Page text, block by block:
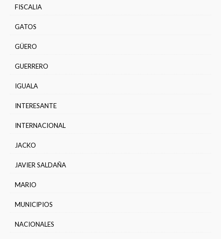
FISCALIA
GATOS
GÜERO
GUERRERO
IGUALA
INTERESANTE
INTERNACIONAL
JACKO
JAVIER SALDAÑA
MARIO
MUNICIPIOS
NACIONALES